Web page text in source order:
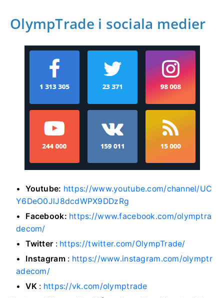
OlympTrade i sociala medier
Youtube: https://www.youtube.com/channel/UC
Y6DeO0JlJ8dcdWPX9DDzRg
Facebook: https://www.facebook.com/olymptra
decom/
Twitter : https://twitter.com/OlympTrade/
Instagram: https://www.instagram.com/olymptr
adecom/
VK: https://vk.com/olymptrade